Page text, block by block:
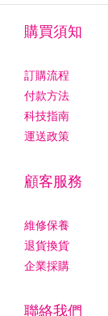
購買須知
訂購流程
付款方法
科技指南
運送政策
顧客服務
維修保養
退貨換貨
企業採購
聯絡我們